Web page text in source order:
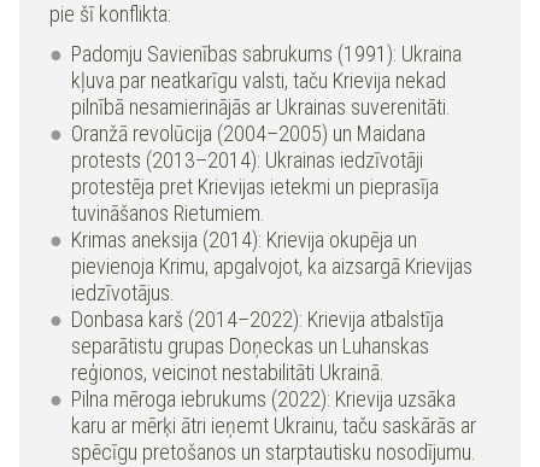
pie šī konflikta:
Padomju Savienības sabrukums (1991): Ukraina
kļuva par neatkarīgu valsti, taču Krievija nekad
pilnībā nesamierinājās ar Ukrainas suverenitāti.
Oranžā revolūcija (2004–2005) un Maidana
protests (2013–2014): Ukrainas iedzīvotāji
protestēja pret Krievijas ietekmi un pieprasīja
tuvināšanos Rietumiem.
Krimas aneksija (2014): Krievija okupēja un
pievienoja Krimu, apgalvojot, ka aizsargā Krievijas
iedzīvotājus.
Donbasa karš (2014–2022): Krievija atbalstīja
separātistu grupas Doņeckas un Luhanskas
reģionos, veicinot nestabilitāti Ukrainā.
Pilna mēroga iebrukums (2022): Krievija uzsāka
karu ar mērķi ātri ieņemt Ukrainu, taču saskārās ar
spēcīgu pretošanos un starptautisku nosodījumu.